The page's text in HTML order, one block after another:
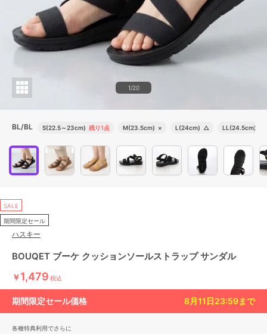
1/20
BL/BL S(22.5～23cm) 残り1点 M(23.5cm) × L(24cm) △ LL(24.5cm)
SALE
期間限定セール
ハスキー
BOUQET ブーケ クッションソールストラップ サンダル
￥1,479 税込
期間限定セール価格 8月11日23:59まで
各種特典利用でさらに